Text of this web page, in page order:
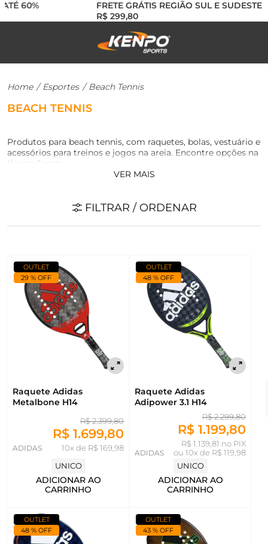
60%
FRETE GRÁTIS REGIÃO SUL E SUDESTE
R$ 299,80
Home / Esportes / Beach Tennis
BEACH TENNIS
Produtos para beach tennis, com raquetes, bolas, vestuário e
acessórios para treinos e jogos na areia. Encontre opções na
Kenpo Sports.
VER MAIS
FILTRAR / ORDENAR
OUTLET
29 % OFF
Raquete Adidas
Metalbone H14
R$ 2.399,80
R$ 1.699,80
10x de R$ 169,98
ADIDAS
UNICO
ADICIONAR AO
CARRINHO
OUTLET
48 % OFF
Raquete Adidas
Adipower 3.1 H14
R$ 2.299,80
R$ 1.199,80
R$ 1.139,81 no PIX
ou 10x de R$ 119,98
ADIDAS
UNICO
ADICIONAR AO
CARRINHO
OUTLET
48 % OFF
OUTLET
43 % OFF